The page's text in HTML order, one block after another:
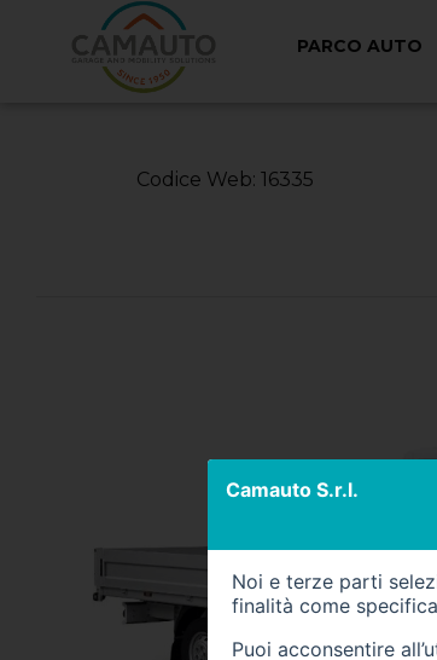
PARCO AUTO
< Torna Indietro
Codice Web: 16335
Camauto S.r.l.
Noi e terze parti
finalità come
Puoi acconsentire